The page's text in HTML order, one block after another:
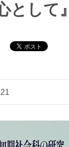
として